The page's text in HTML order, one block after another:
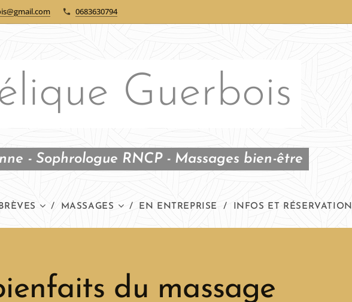
0683630794
Guerbois
- Sophrologue RNCP - Massages bien-être
MASSAGES EN ENTREPRISE INFOS ET RÉSERVATION
du massage